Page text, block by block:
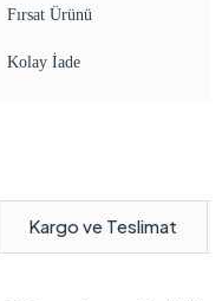
Fırsat Ürünü
Kolay İade
Kargo ve Teslimat